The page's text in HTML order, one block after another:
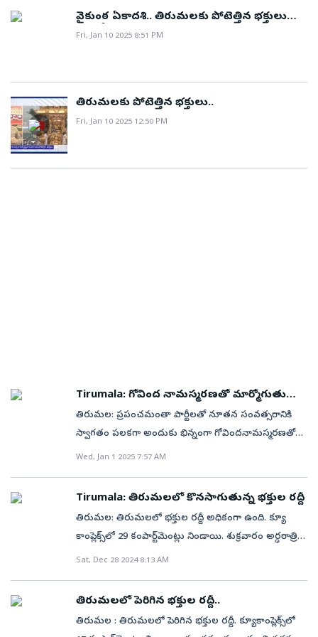
వైకుంఠ ఏకాదశి.. తిరుమలకు పోటెత్తిన భక్తులు
(ఫోటోలు)
Fri, Jan 10 2025 8:51 PM
తిరుమలకు పోటెత్తిన భక్తులు..
Fri, Jan 10 2025 12:50 PM
Tirumala: గోవింద నామస్మరణతో మార్మోగుతున్న
తిరుమల
తిరుమల: ప్రపంచమంతా పార్టీలతో నూతన సంవత్సరానికి
స్వాగతం పలకగా అందుకు భిన్నంగా గోవిందనామస్మరణతో
తిరుమలలో నూతన సంవత్సరానికి స్వాగతం పలికారు శ్రీవారి
జపించడంతో తిరుగిరులు మార్మోగాయి. దీంతో శ్రీవారి ఆలయం
ముందు సందడి వాతావరణం నెలకొంది. నూతన
సంవత్సరానికి ఆహ్వానం పలుకుతూ లడ్డూ ప్రసాదంను
పంచుకున్న భక్తులు తిరుమలలో నేడు (బుధవారం)
తిరుమలలో భక్తుల రద్దీ అధికంగా ఉంది. రూ.300 ప్రత్యేక
ప్రవేశ దర్శనానికి 3 గంటల సమయం పడుతుండగా, టైమ్
స్లాట్ (SSD) దర్శనానికి 1 కంపార్ట్ మెంట్లలో వేచి ఉన్న భక్తులు
4 గంటల సమయం పడుతుంది. . మంగళవారం శ్రీవారిని
Wed, Jan 1 2025 7:57 AM
Tirumala: తిరుమలలో కొనసాగుతున్న భక్తుల రద్దీ
తిరుమల: తిరుమలలో భక్తుల రద్దీ అధికంగా ఉంది. క్యూ
కాంప్లెక్స్‌లో 29 కంపార్ట్‌మెంట్లు నిండాయి. శుక్రవారం అర్ధరాత్రి
వరకు 66,715 మంది స్వామివారిని దర్శించుకున్నారు. వీరిలో
రూపంలో హుండీలో రూ.4.06 కోట్లు సమర్పించారు. దర్శన
టిక్కెట్లు లేని భక్తులకు 20 గంటల్లో, ప్రత్యేక ప్రవేశ దర్శనం
టిక్కెట్లు కలిగిన భక్తులకు 5 గంటల్లో దర్శనం లభిస్తోంది.
Sat, Dec 28 2024 8:13 AM
తిరుమలలో పెరిగిన భక్తుల రద్దీ..
తిరుమల : తిరుమలలో పెరిగిన భక్తుల రద్దీ. క్యూకాంప్లెక్స్‌లో